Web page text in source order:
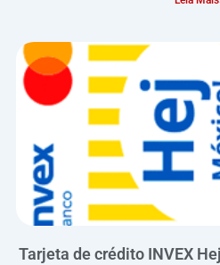
Tarjeta de crédito INVEX